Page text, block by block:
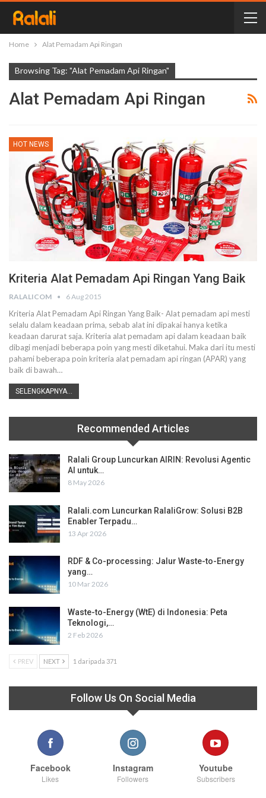
Home Alat Pemadam Api Ringan
Browsing Tag: "Alat Pemadam Api Ringan"
Alat Pemadam Api Ringan
HOT NEWS
Kriteria Alat Pemadam Api Ringan Yang Baik
RALALICOM 6 Aug 2015
Kriteria Alat Pemadam Api Ringan Yang Baik- Alat pemadam api mesti
selalu dalam keadaan prima, sebab alat ini dipakai hanya ketika
keadaan darurat saja. Kriteria alat pemadam api dalam keadaan baik
dibagi menjadi beberapa poin yang mesti diketahui. Maka dari itu mesti
pahami beberapa poin kriteria alat pemadam api ringan (APAR) yang
baik di bawah…
SELENGKAPNYA...
Recommended Articles
Ralali Group Luncurkan AIRIN: Revolusi Agentic
AI untuk…
8 May 2026
Ralali.com Luncurkan RalaliGrow: Solusi B2B
Enabler Terpadu…
13 Apr 2026
RDF & Co-processing: Jalur Waste-to-Energy
yang…
10 Mar 2026
Waste-to-Energy (WtE) di Indonesia: Peta
Teknologi,…
2 Feb 2026
PREV NEXT 1 daripada 371
Follow Us On Social Media
Facebook
Likes
Instagram
Followers
Youtube
Subscribers